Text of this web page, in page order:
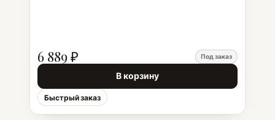
6 889 ₽ Под заказ
В корзину
Быстрый заказ